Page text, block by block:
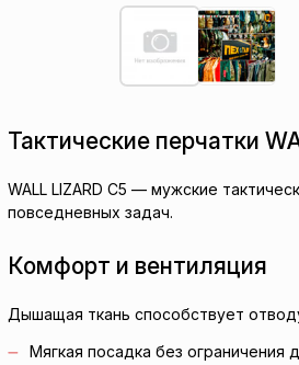
Тактические перчатки
WALL LIZARD C5 — мужские
повседневных задач.
Комфорт и вентиляция
Дышащая ткань способствует
Мягкая посадка без ограничения